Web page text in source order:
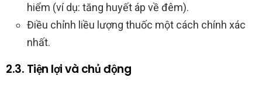
hiểm (ví dụ: tăng huyết áp về đêm).
Điều chỉnh liều lượng thuốc một cách chính xác
nhất.
2.3. Tiện lợi và chủ động